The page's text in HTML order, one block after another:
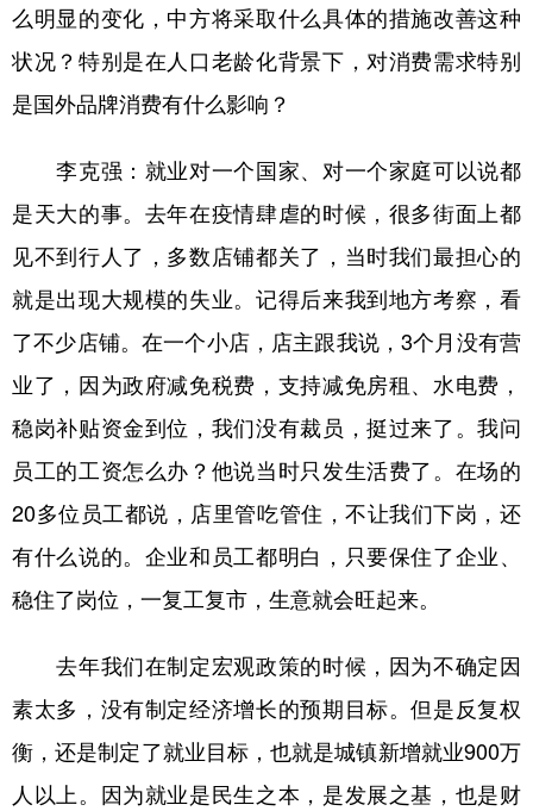
么明显的变化，中方将采取什么具体的措施改善这种
状况？特别是在人口老龄化背景下，对消费需求特别
是国外品牌消费有什么影响？
李克强：就业对一个国家、对一个家庭可以说都
是天大的事。去年在疫情肆虐的时候，很多街面上都
见不到行人了，多数店铺都关了，当时我们最担心的
就是出现大规模的失业。记得后来我到地方考察，看
了不少店铺。在一个小店，店主跟我说，3个月没有营
业了，因为政府减免税费，支持减免房租、水电费，
稳岗补贴资金到位，我们没有裁员，挺过来了。我问
员工的工资怎么办？他说当时只发生活费了。在场的
20多位员工都说，店里管吃管住，不让我们下岗，还
有什么说的。企业和员工都明白，只要保住了企业、
稳住了岗位，一复工复市，生意就会旺起来。
去年我们在制定宏观政策的时候，因为不确定因
素太多，没有制定经济增长的预期目标。但是反复权
衡，还是制定了就业目标，也就是城镇新增就业900万
人以上。因为就业是民生之本，是发展之基，也是财